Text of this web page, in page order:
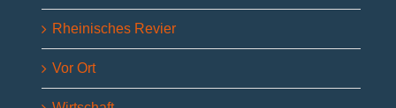
Rheinisches Revier
Vor Ort